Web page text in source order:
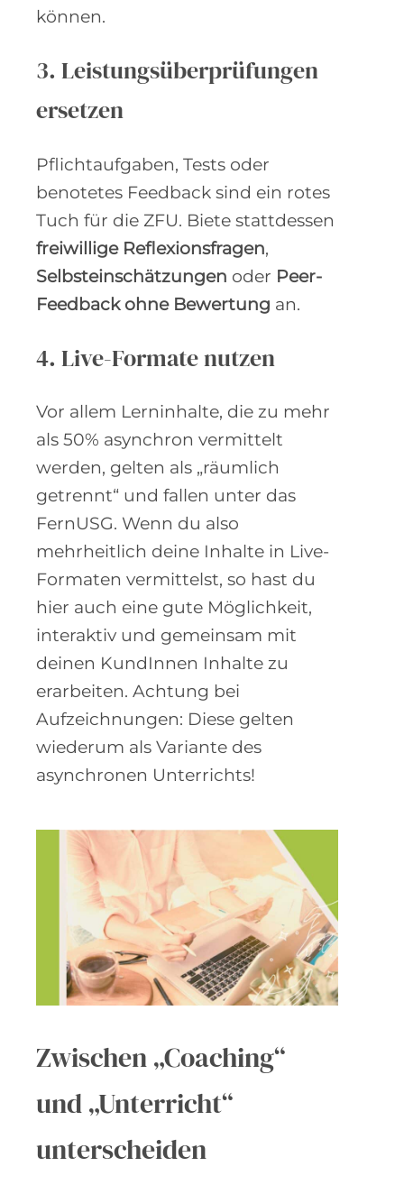
können.
3. Leistungsüberprüfungen
ersetzen
Pflichtaufgaben, Tests oder
benotetes Feedback sind ein rotes
Tuch für die ZFU. Biete stattdessen
freiwillige Reflexionsfragen,
Selbsteinschätzungen oder Peer-
Feedback ohne Bewertung an.
4. Live-Formate nutzen
Vor allem Lerninhalte, die zu mehr
als 50% asynchron vermittelt
werden, gelten als „räumlich
getrennt“ und fallen unter das
FernUSG. Wenn du also
mehrheitlich deine Inhalte in Live-
Formaten vermittelst, so hast du
hier auch eine gute Möglichkeit,
interaktiv und gemeinsam mit
deinen KundInnen Inhalte zu
erarbeiten. Achtung bei
Aufzeichnungen: Diese gelten
wiederum als Variante des
asynchronen Unterrichts!
Zwischen „Coaching“
und „Unterricht“
unterscheiden